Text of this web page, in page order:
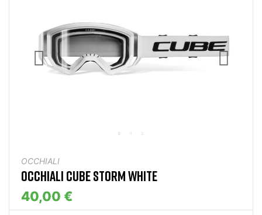
OCCHIALI
OCCHIALI CUBE STORM WHITE
40,00 €